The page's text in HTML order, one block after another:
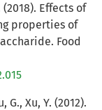
(2018). Effects of
properties of
Food
G., Xu, Y. (2012).